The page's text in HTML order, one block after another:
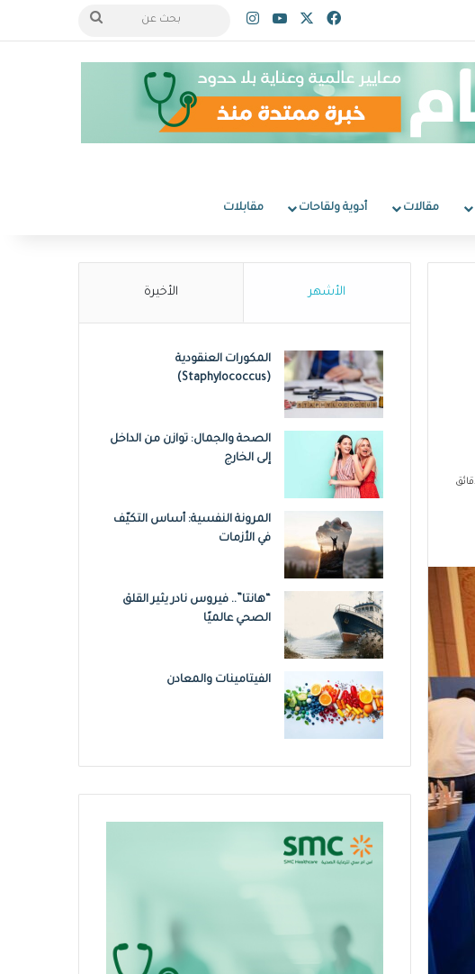
فيسبوك‫YouTubeانستقرام بحث
مقالات أدوية ولقاحات مقابلات
الأشهر الأخيرة
المكورات العنقودية
(Staphylococcus)
الصحة والجمال: توازن من الداخل
إلى الخارج
المرونة النفسية: أساس التكيّف
في الأزمات
“هانتا”.. فيروس نادر يثير القلق
الصحي عالميًا
الفيتامينات والمعادن